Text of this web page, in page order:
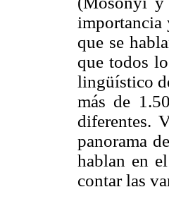
importancia
que se
que todos
lingüístico
más de
diferentes.
panorama
hablan en
contar las